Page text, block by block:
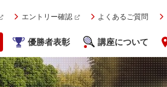
エントリー確認 よくあるご質問
優勝者表彰 講座について